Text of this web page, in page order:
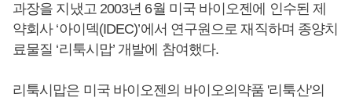
과장을 지냈고 2003년 6월 미국 바이오젠에 인수된 제
약회사 ‘아이덱(IDEC)’에서 연구원으로 재직하며 종양치
료물질 ‘리툭시맙’ 개발에 참여했다.
리툭시맙은 미국 바이오젠의 바이오의약품 '리툭산'의